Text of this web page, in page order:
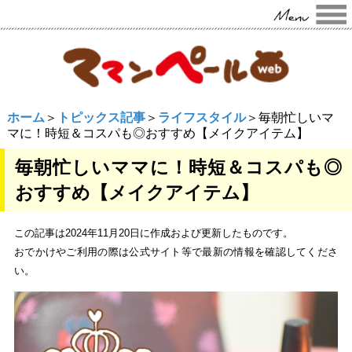
ホーム ＞ トピックス記事＞ ライフスタイル＞毎朝忙しいマ
マに！時短＆コスパも◎おすすめ【メイクアイテム】
毎朝忙しいママに！時短＆コスパも◎
おすすめ【メイクアイテム】
この記事は2024年11月20日に作成および更新したものです。
おでかけやご利用の際は公式サイト等で最新の情報を確認してくださ
い。